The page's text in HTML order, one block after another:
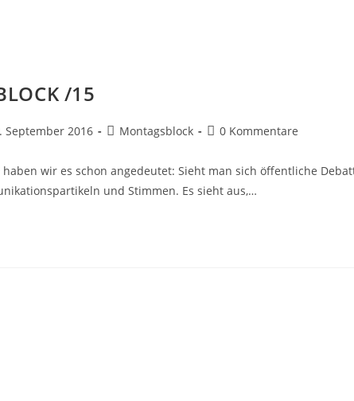
/15
September 2016 Montagsblock 0 Kommentare
wir es schon angedeutet: Sieht man sich öffentliche
und Stimmen. Es sieht aus,…